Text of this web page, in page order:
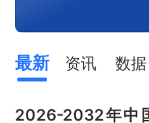
最新 资讯 数据
2026-2032年中